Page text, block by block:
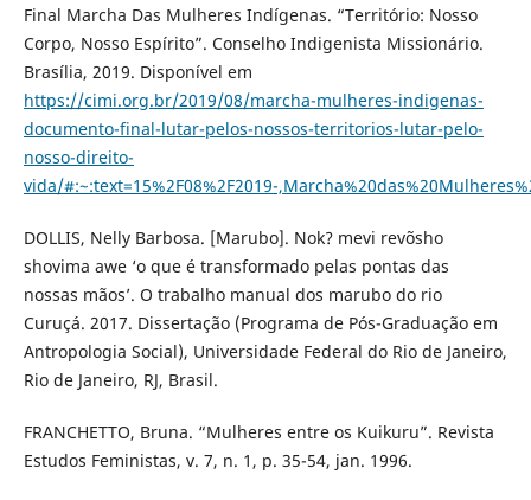
Final Marcha Das Mulheres Indígenas. “Território: Nosso
Corpo, Nosso Espírito”. Conselho Indigenista Missionário.
Brasília, 2019. Disponível em
https://cimi.org.br/2019/08/marcha-mulheres-indigenas-
documento-final-lutar-pelos-nossos-territorios-lutar-pelo-
nosso-direito-
vida/#:~:text=15%2F08%2F2019-
DOLLIS, Nelly Barbosa. [Marubo]. Nok? mevi revõsho
shovima awe ‘o que é transformado pelas pontas das
nossas mãos’. O trabalho manual dos marubo do rio
Curuçá. 2017. Dissertação (Programa de Pós-Graduação em
Antropologia Social), Universidade Federal do Rio de Janeiro,
Rio de Janeiro, RJ, Brasil.
FRANCHETTO, Bruna. “Mulheres entre os Kuikuru”. Revista
Estudos Feministas, v. 7, n. 1, p. 35-54, jan. 1996.